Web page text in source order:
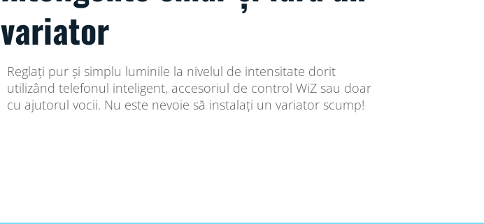
variator
Reglați pur și simplu luminile la nivelul de intensitate dorit
utilizând telefonul inteligent, accesoriul de control WiZ sau doar
cu ajutorul vocii. Nu este nevoie să instalați un variator scump!